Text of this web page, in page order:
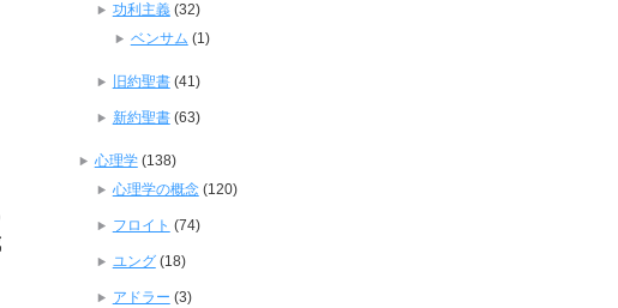
功利主義(32)
ベンサム (1)
旧約聖書(41)
新約聖書(63)
心理学(138)
心理学の概念(120)
フロイト (74)
ユング(18)
アドラー (3)